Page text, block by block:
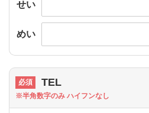
せい
めい
TEL
※半角数字のみ ハイフンなし